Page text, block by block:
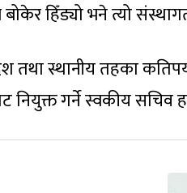
हिँड्यो भने त्यो
तथा स्थानीय तहका
नियुक्त गर्ने स्वकीय